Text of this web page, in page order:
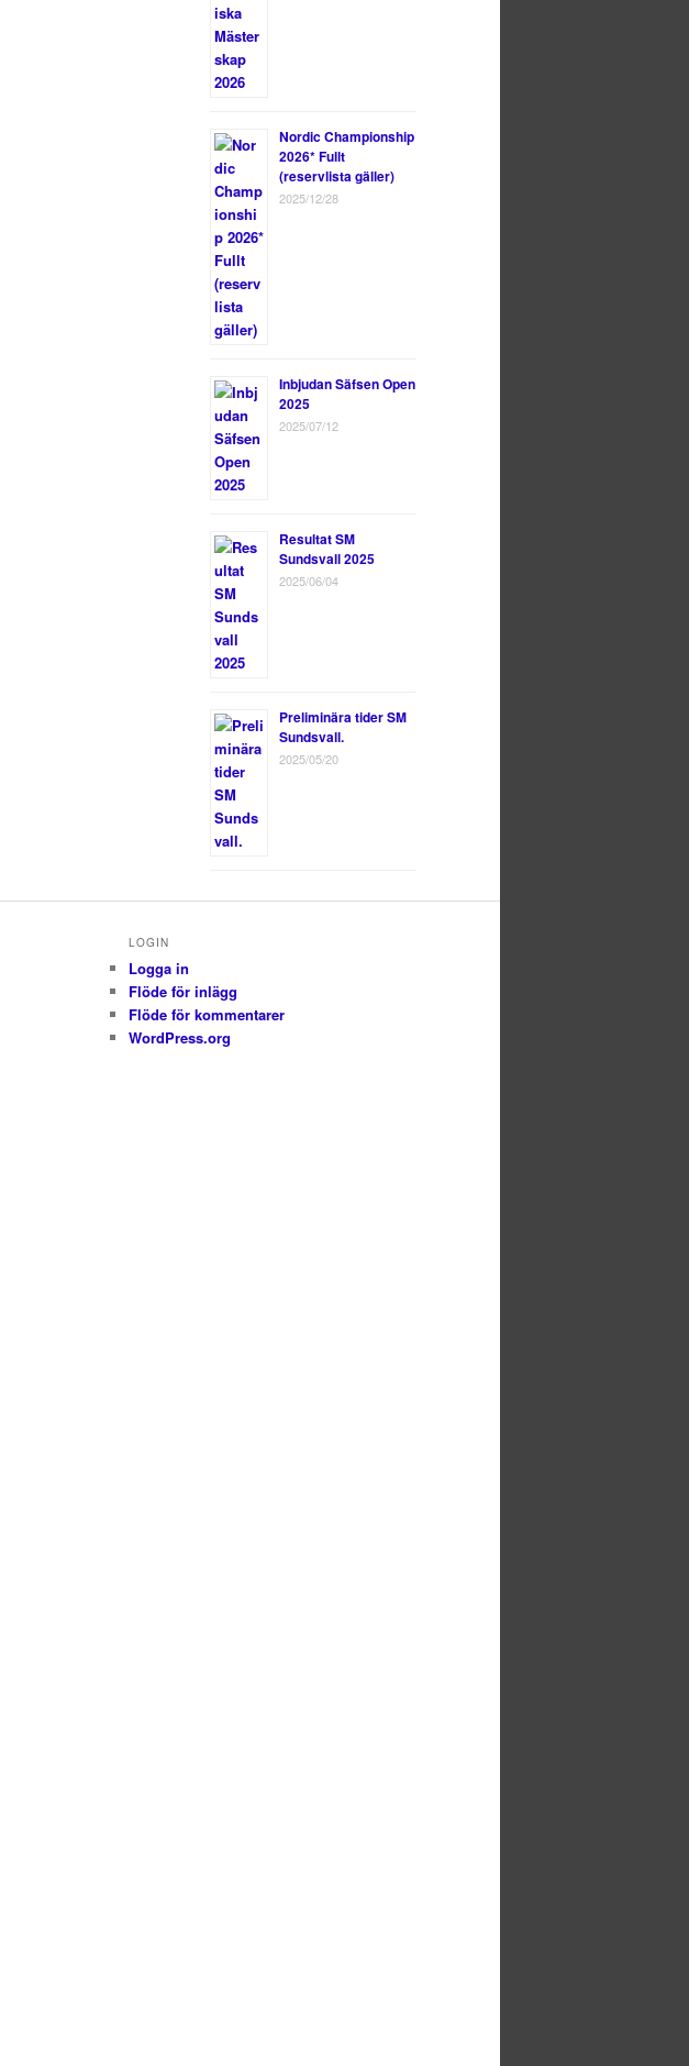
Nordic Championship
2026* Fullt
(reservlista gäller)
2025/12/28
Inbjudan Säfsen Open
2025
2025/07/12
Resultat SM
Sundsvall 2025
2025/06/04
Preliminära tider SM
Sundsvall.
2025/05/20
LOGIN
Logga in
Flöde för inlägg
Flöde för kommentarer
WordPress.org